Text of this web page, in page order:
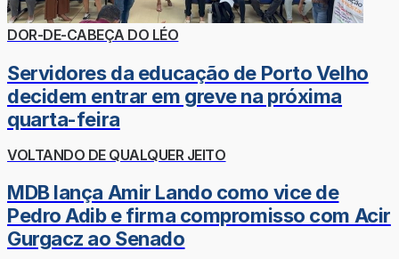
DOR-DE-CABEÇA DO LÉO
Servidores da educação de Porto Velho
decidem entrar em greve na próxima
quarta-feira
VOLTANDO DE QUALQUER JEITO
MDB lança Amir Lando como vice de
Pedro Adib e firma compromisso com Acir
Gurgacz ao Senado